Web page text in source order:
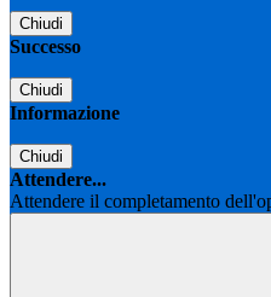
Chiudi
Successo
Chiudi
Informazione
Chiudi
Attendere...
Attendere il completamento